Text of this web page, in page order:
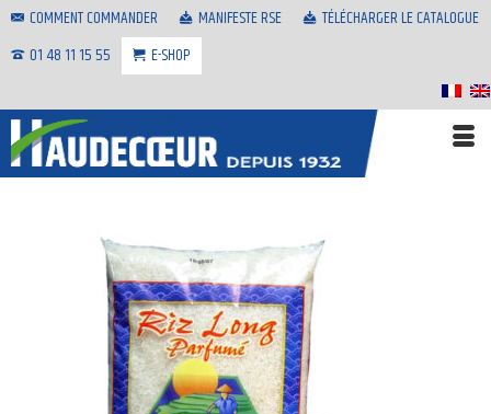
COMMENT COMMANDER MANIFESTE RSE
TÉLÉCHARGER LE CATALOGUE
01 48 11 15 55
E-SHOP